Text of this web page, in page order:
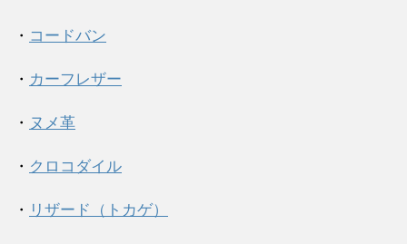
・ コードバン
・ カーフレザー
・ ヌメ革
・ クロコダイル
・ リザード（トカゲ）